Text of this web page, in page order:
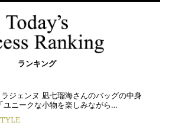
ランキング
ジェンヌ 凪七瑠海さんのバッグの中身
ユニークな小物を楽しみながら…